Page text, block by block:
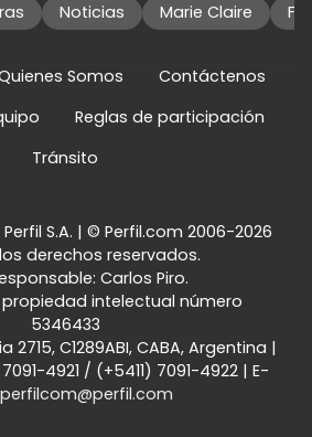
Noticias Marie Claire
Somos
Contáctenos
Reglas de participación
Tránsito
S.A. | © Perfil.com 2006-2026
derechos reservados.
Carlos Piro.
intelectual número
5346433
2715, C1289ABI, CABA, Argentina |
4921 / (+5411) 7091-4922| E-
perfilcom@perfil.com